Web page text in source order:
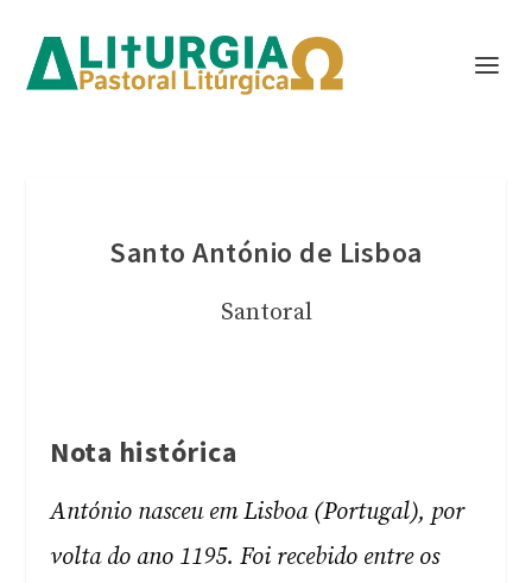
Santo António de Lisboa
Santoral
Nota histórica
António nasceu em Lisboa (Portugal), por
volta do ano 1195. Foi recebido entre os